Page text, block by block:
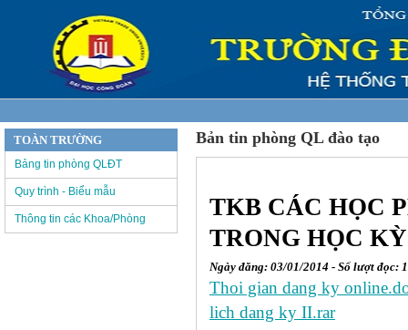
Bản tin phòng QL đào tạo
TKB CÁC HỌC
TRONG HỌC KỲ
Ngày đăng: 03/01/2014 - Số lượt đọc:
Thoi gian dang ky
lich dang ky II.rar
TOÀN TRƯỜNG
Bảng tin phòng QLĐT
Quy trình - Biểu mẫu
Thông tin các Khoa/Phòng